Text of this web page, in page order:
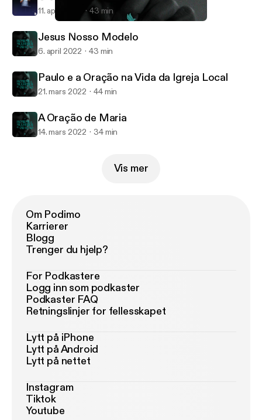
Reviver
11. april 2022 43 min
Jesus Nosso Modelo
6. april 2022 43 min
Paulo e a Oração na Vida da Igreja Local
21. mars 2022 44 min
A Oração de Maria
14. mars 2022 34 min
Vis mer
Om Podimo
Karrierer
Blogg
Trenger du hjelp?
For Podkastere
Logg inn som podkaster
Podkaster FAQ
Retningslinjer for fellesskapet
Lytt på iPhone
Lytt på Android
Lytt på nettet
Instagram
Tiktok
Youtube